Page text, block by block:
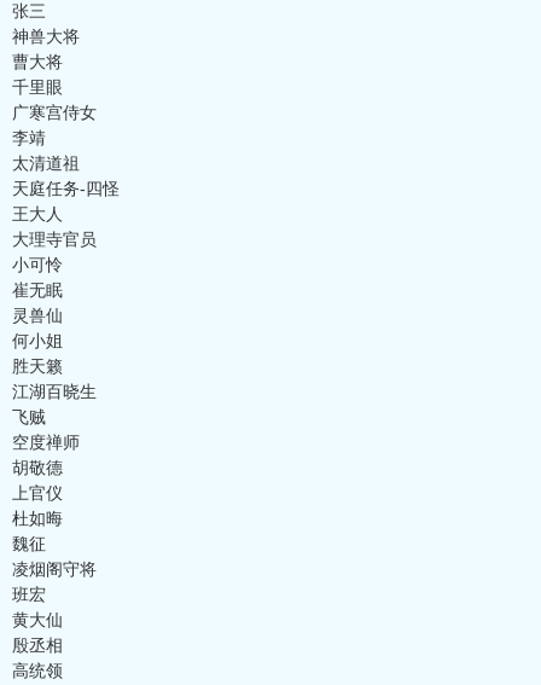
张三
神兽大将
曹大将
千里眼
广寒宫侍女
李靖
太清道祖
天庭任务-四怪
王大人
大理寺官员
小可怜
崔无眠
灵兽仙
何小姐
胜天籁
江湖百晓生
飞贼
空度禅师
胡敬德
上官仪
杜如晦
魏征
凌烟阁守将
班宏
黄大仙
殷丞相
高统领